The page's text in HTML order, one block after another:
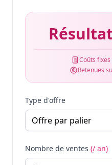
Coûts
Retenues
Type d'offre
Nombre de ventes (/ an)